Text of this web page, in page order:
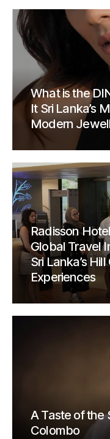
What is the
It Sri Lanka’s
Modern
Radisson
Global Travel
Sri Lanka’s
Experiences
A Taste of the
Colombo